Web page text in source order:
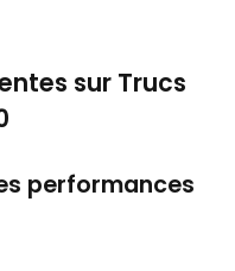
sur Trucs
performances